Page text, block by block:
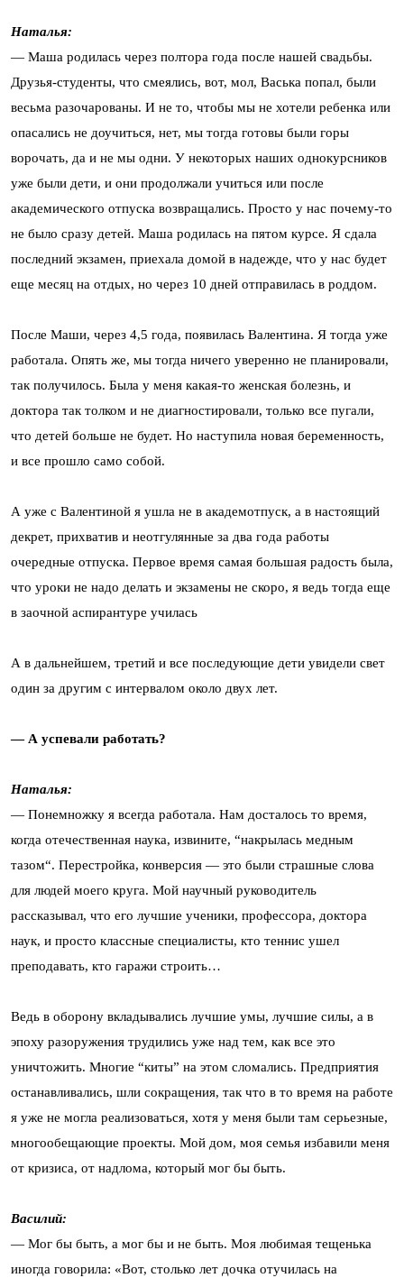
Наталья:
— Маша родилась через полтора года после нашей свадьбы.
Друзья-студенты, что смеялись, вот, мол, Васька попал, были
весьма разочарованы. И не то, чтобы мы не хотели ребенка или
опасались не доучиться, нет, мы тогда готовы были горы
ворочать, да и не мы одни. У некоторых наших однокурсников
уже были дети, и они продолжали учиться или после
академического отпуска возвращались. Просто у нас почему-то
не было сразу детей. Маша родилась на пятом курсе. Я сдала
последний экзамен, приехала домой в надежде, что у нас будет
еще месяц на отдых, но через 10 дней отправилась в роддом.
После Маши, через 4,5 года, появилась Валентина. Я тогда уже
работала. Опять же, мы тогда ничего уверенно не планировали,
так получилось. Была у меня какая-то женская болезнь, и
доктора так толком и не диагностировали, только все пугали,
что детей больше не будет. Но наступила новая беременность,
и все прошло само собой.
А уже с Валентиной я ушла не в академотпуск, а в настоящий
декрет, прихватив и неотгулянные за два года работы
очередные отпуска. Первое время самая большая радость была,
что уроки не надо делать и экзамены не скоро, я ведь тогда еще
в заочной аспирантуре училась
А в дальнейшем, третий и все последующие дети увидели свет
один за другим с интервалом около двух лет.
— А успевали работать?
Наталья:
— Понемножку я всегда работала. Нам досталось то время,
когда отечественная наука, извините, “накрылась медным
тазом“. Перестройка, конверсия — это были страшные слова
для людей моего круга. Мой научный руководитель
рассказывал, что его лучшие ученики, профессора, доктора
наук, и просто классные специалисты, кто теннис ушел
преподавать, кто гаражи строить…
Ведь в оборону вкладывались лучшие умы, лучшие силы, а в
эпоху разоружения трудились уже над тем, как все это
уничтожить. Многие “киты” на этом сломались. Предприятия
останавливались, шли сокращения, так что в то время на работе
я уже не могла реализоваться, хотя у меня были там серьезные,
многообещающие проекты. Мой дом, моя семья избавили меня
от кризиса, от надлома, который мог бы быть.
Василий:
— Мог бы быть, а мог бы и не быть. Моя любимая тещенька
иногда говорила: «Вот, столько лет дочка отучилась на